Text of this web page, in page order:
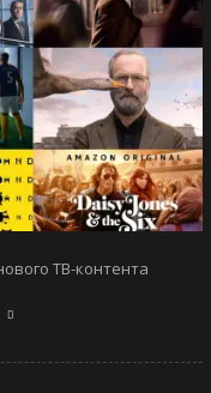
ТВ-контента